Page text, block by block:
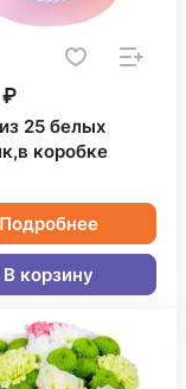
₽
25 белых
коробке
Подробнее
В корзину